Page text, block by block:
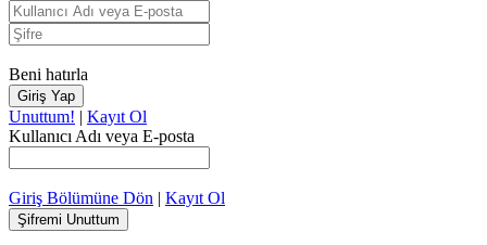
Beni hatırla
Unuttum! | Kayıt Ol
Kullanıcı Adı veya E-posta
Giriş Bölümüne Dön | Kayıt Ol